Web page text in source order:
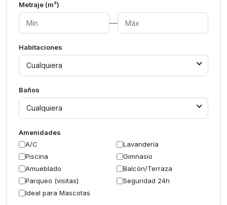
Metraje (m²)
—
Habitaciones
Cualquiera
Baños
Cualquiera
Amenidades
A/C
Lavandería
Piscina
Gimnasio
Amueblado
Balcón/Terraza
Parqueo (visitas)
Seguridad 24h
Ideal para Mascotas